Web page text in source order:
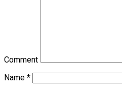
Comment
Name *